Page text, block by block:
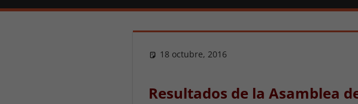
18 octubre, 2016
Resultados de la Asamblea